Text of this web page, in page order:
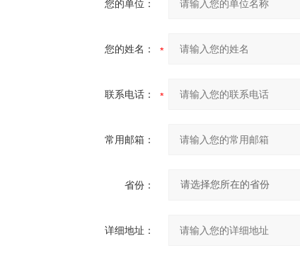
您的单位：
您的姓名：
联系电话：
常用邮箱：
省份：
详细地址：